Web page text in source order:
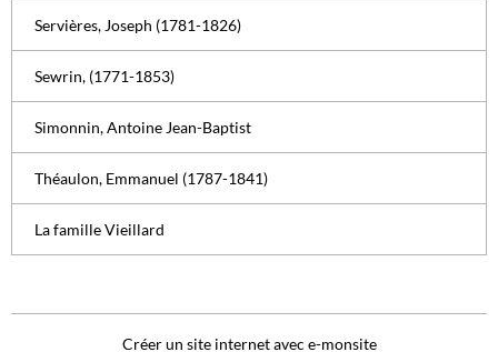
Servières, Joseph (1781-1826)
Sewrin, (1771-1853)
Simonnin, Antoine Jean-Baptist
Théaulon, Emmanuel (1787-1841)
La famille Vieillard
Créer un site internet avec e-monsite